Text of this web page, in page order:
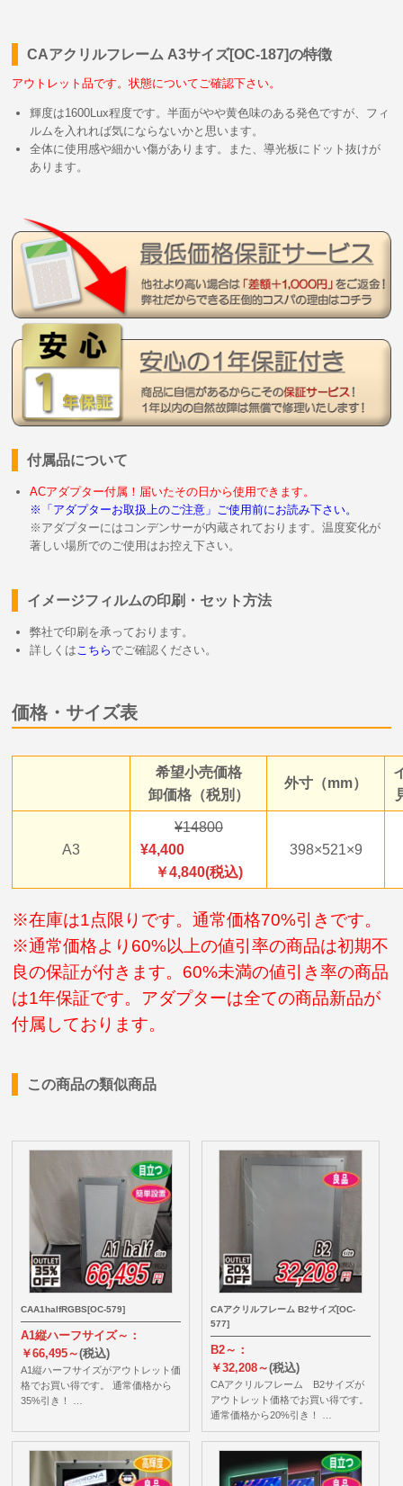
CAアクリルフレーム A3サイズ[OC-187]の特徴
アウトレット品です。状態についてご確認下さい。
輝度は1600Lux程度です。半面がやや黄色味のある発色ですが、フィ
ルムを入れれば気にならないかと思います。
全体に使用感や細かい傷があります。また、導光板にドット抜けが
あります。
付属品について
ACアダプター付属！届いたその日から使用できます。
※「アダプターお取扱上のご注意」ご使用前にお読み下さい。
※アダプターにはコンデンサーが内蔵されております。温度変化が
著しい場所でのご使用はお控え下さい。
イメージフィルムの印刷・セット方法
弊社で印刷を承っております。
詳しくは こちら でご確認ください。
価格・サイズ表
希望小売価格
卸価格（税別）
外寸（mm）
A3
14800
4,400
￥4,840(税込)
398×521×9
※在庫は1点限りです。通常価格70%引きです。
※通常価格より60%以上の値引率の商品は初期不
良の保証が付きます。60%未満の値引き率の商品
は1年保証です。アダプターは全ての商品新品が
付属しております。
この商品の類似商品
CAA1halfRGBS[OC-579]
A1縦ハーフサイズ～：
￥66,495～(税込)
A1縦ハーフサイズがアウトレット価
格でお買い得です。 通常価格から
35%引き！ …
CAアクリルフレーム B2サイズ[OC-
577]
B2～：
￥32,208～(税込)
CAアクリルフレーム B2サイズが
アウトレット価格でお買い得です。
通常価格から20%引き！ …